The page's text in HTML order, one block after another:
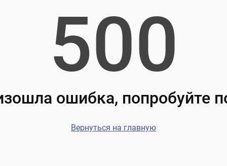
500
ошибка, попробуйте
Вернуться на главную